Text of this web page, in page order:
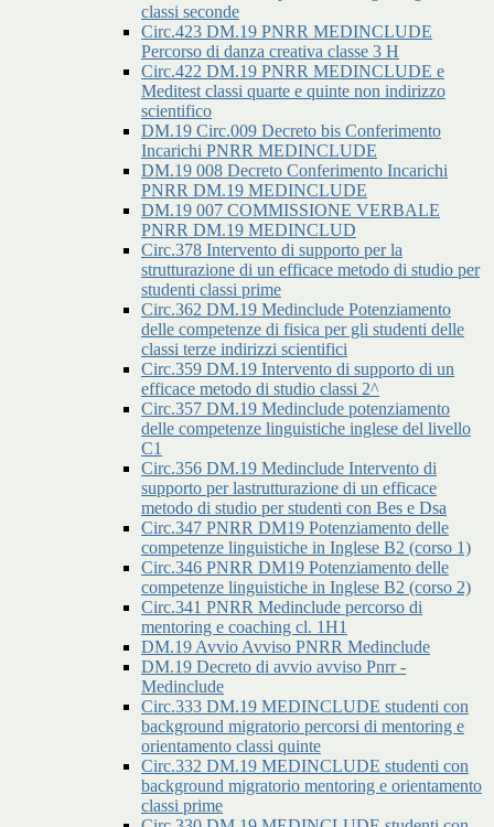
classi seconde
Circ.423 DM.19 PNRR MEDINCLUDE
Percorso di danza creativa classe 3 H
Circ.422 DM.19 PNRR MEDINCLUDE e
Meditest classi quarte e quinte non indirizzo
scientifico
DM.19 Circ.009 Decreto bis Conferimento
Incarichi PNRR MEDINCLUDE
DM.19 008 Decreto Conferimento Incarichi
PNRR DM.19 MEDINCLUDE
DM.19 007 COMMISSIONE VERBALE
PNRR DM.19 MEDINCLUD
Circ.378 Intervento di supporto per la
strutturazione di un efficace metodo di studio per
studenti classi prime
Circ.362 DM.19 Medinclude Potenziamento
delle competenze di fisica per gli studenti delle
classi terze indirizzi scientifici
Circ.359 DM.19 Intervento di supporto di un
efficace metodo di studio classi 2^
Circ.357 DM.19 Medinclude potenziamento
delle competenze linguistiche inglese del livello
C1
Circ.356 DM.19 Medinclude Intervento di
supporto per lastrutturazione di un efficace
metodo di studio per studenti con Bes e Dsa
Circ.347 PNRR DM19 Potenziamento delle
competenze linguistiche in Inglese B2 (corso 1)
Circ.346 PNRR DM19 Potenziamento delle
competenze linguistiche in Inglese B2 (corso 2)
Circ.341 PNRR Medinclude percorso di
mentoring e coaching cl. 1H1
DM.19 Avvio Avviso PNRR Medinclude
DM.19 Decreto di avvio avviso Pnrr -
Medinclude
Circ.333 DM.19 MEDINCLUDE studenti con
background migratorio percorsi di mentoring e
orientamento classi quinte
Circ.332 DM.19 MEDINCLUDE studenti con
background migratorio mentoring e orientamento
classi prime